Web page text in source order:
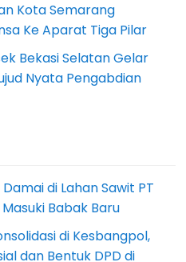
Kota Semarang
Ke Aparat Tiga Pilar
Bekasi Selatan Gelar
Nyata Pengabdian
di Lahan Sawit PT
Babak Baru
di Kesbangpol,
dan Bentuk DPD di